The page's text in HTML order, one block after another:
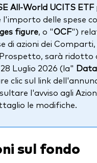
All-World UCITS ETF
delle spese
figure, o "OCF")
di azioni dei
sarà ridotto
Luglio 2026 (la"
clic sul link
l'avviso agli
le modifiche.
sul fondo